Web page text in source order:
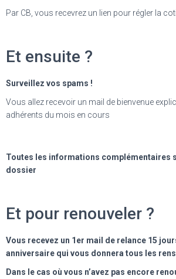
Par CB, vous recevrez un lien pour régler la
Et ensuite ?
Surveillez vos spams !
Vous allez recevoir un mail de bienvenue
adhérents du mois en cours
Toutes les informations complémentaires
dossier
Et pour renouveler ?
Vous recevez un 1er mail de relance 15
anniversaire qui vous donnera tous les
Dans le cas où vous n’avez pas encore